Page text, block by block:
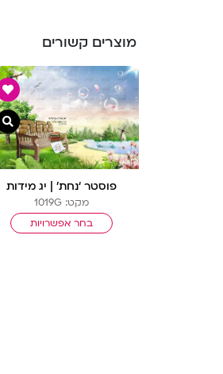
מוצרים קשורים
פוסטר ‘נחת’ | יג מידות
מקט: 1019G
בחר אפשרויות